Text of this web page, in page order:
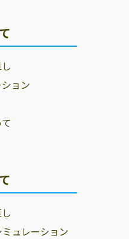
ョン
ュレーション